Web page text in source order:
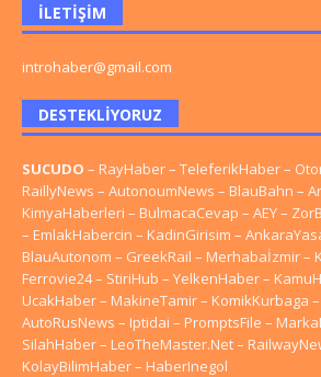
İLETIŞIM
introhaber@gmail.com
DESTEKLIYORUZ
SUCUDO – RayHaber– TeleferikHaber–
RaillyNews – AutonoumNews – BlauBahn –
KimyaHaberleri – BulmacaCevap – AEY–
– EmlakHabercin – KadinGirisim –
BlauAutonom – GreekRail – Merhabaİzmir–
Ferrovie24– StiriHub – YelkenHaber–
UcakHaber– MakineTamir– KomikKurbaga –
AutoRusNews – Iptidai – PromptsFile –
SilahHaber– LeoTheMaster.Net–
KolayBilimHaber– HaberInegol